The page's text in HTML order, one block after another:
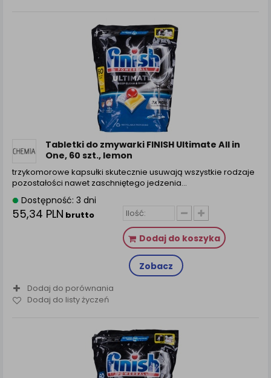
Tabletki do zmywarki FINISH Ultimate All in
One, 60 szt., lemon
trzykomorowe kapsułki skutecznie usuwają wszystkie rodzaje
pozostałości nawet zaschniętego jedzenia…
Dostępność: 3 dni
55,34 PLN brutto
Dodaj do koszyka
Zobacz
Dodaj do porównania
Dodaj do listy życzeń